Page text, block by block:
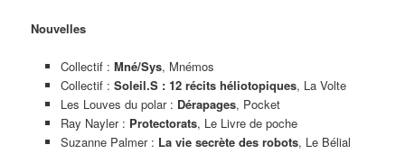
Nouvelles
Collectif : Mné/Sys, Mnémos
Collectif : Soleil.S: 12 récitshéliotopiques, La Volte
Les Louves du polar : Dérapages, Pocket
Ray Nayler : Protectorats, Le Livre de poche
Suzanne Palmer : La vie secrète des robots, Le Bélial